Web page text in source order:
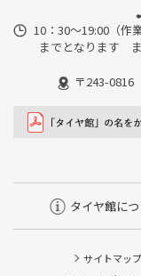
10：30～19:00（作
までとなります
〒243-
タイヤ館に
サイトマップ